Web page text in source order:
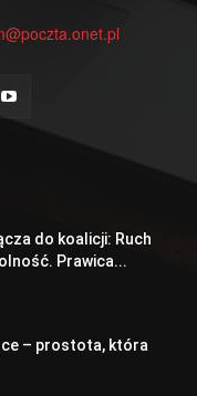
do koalicji: Ruch
Prawica...
– prostota, która